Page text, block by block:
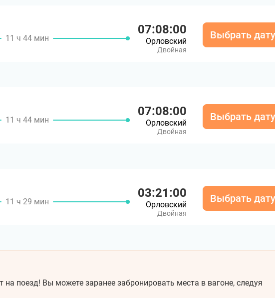
11 ч 44 мин
07:08:00
Орловский
Двойная
Выбрать дату
11 ч 44 мин
07:08:00
Орловский
Двойная
Выбрать дату
11 ч 29 мин
03:21:00
Орловский
Двойная
Выбрать дату
на поезд! Вы можете заранее забронировать места в вагоне, следуя